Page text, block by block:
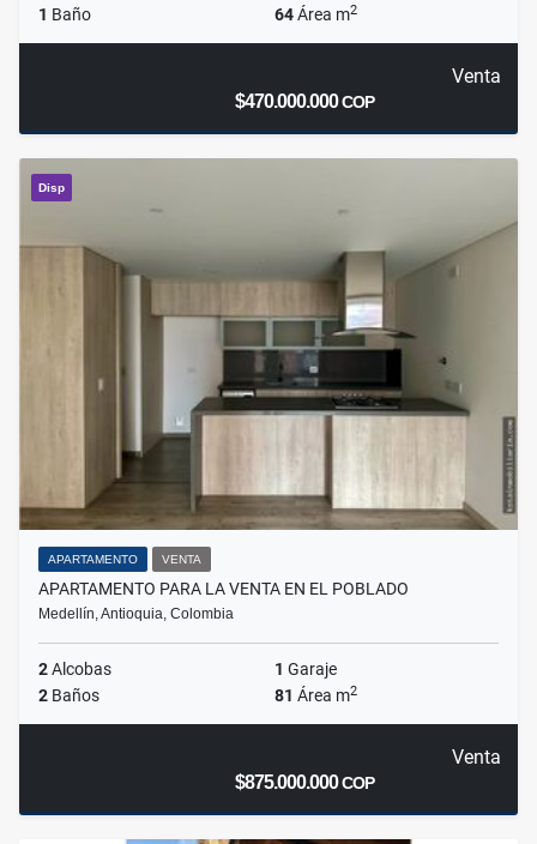
1 Baño 64Área m2
Venta
$470.000.000COP
Disp
APARTAMENTO VENTA
APARTAMENTO PARA LA VENTA EN EL POBLADO
Medellín, Antioquia, Colombia
2Alcobas 1 Garaje
2 Baños 81 Área m2
Venta
$875.000.000COP